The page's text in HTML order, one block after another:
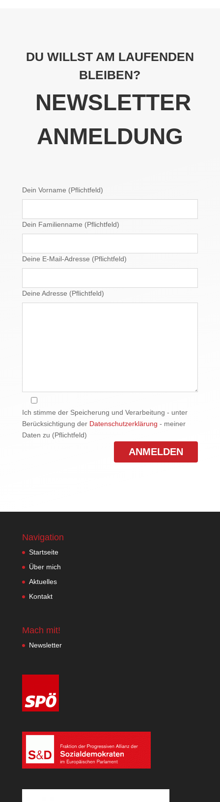
DU WILLST AM LAUFENDEN
BLEIBEN?
NEWSLETTER
ANMELDUNG
Dein Vorname (Pflichtfeld)
Dein Familienname (Pflichtfeld)
Deine E-Mail-Adresse (Pflichtfeld)
Deine Adresse (Pflichtfeld)
Ich stimme der Speicherung und Verarbeitung - unter
Berücksichtigung der Datenschutzerklärung - meiner
Daten zu (Pflichtfeld)
Navigation
Startseite
Über mich
Aktuelles
Kontakt
Mach mit!
Newsletter